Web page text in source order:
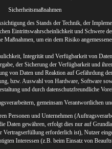
Sicherheitsmaßnahmen
des Stands der Technik, der
Eintrittswahrscheinlichkeit und Schwere
Maßnahmen, um ein dem Risiko
Integrität und Verfügbarkeit von
der Sicherung der Verfügbarkeit und
von Daten und Reaktion auf Gefährdung
bzw. Auswahl von Hardware, Software
und durch datenschutzfreundliche
gemeinsam Verantwortlichen
Personen und Unternehmen
Daten gewähren, erfolgt dies nur auf
erforderlich ist), Nutzer
Interessen (z.B. beim Einsatz von